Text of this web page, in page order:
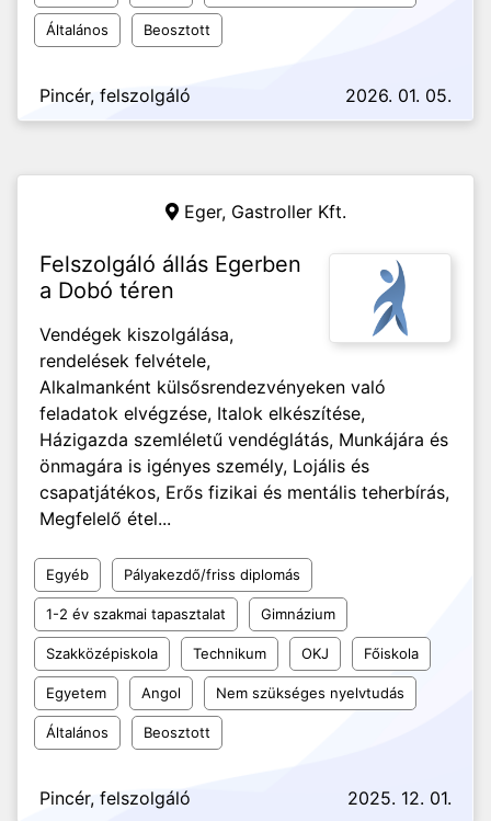
Általános Beosztott
Pincér, felszolgáló 2026. 01. 05.
Eger, Gastroller Kft.
Felszolgáló állás Egerben
a Dobó téren
Vendégek kiszolgálása,
rendelések felvétele,
Alkalmanként külsősrendezvényeken való
feladatok elvégzése, Italok elkészítése,
Házigazda szemléletű vendéglátás, Munkájára és
önmagára is igényes személy, Lojális és
csapatjátékos, Erős fizikai és mentális teherbírás,
Megfelelő étel...
Egyéb Pályakezdő/friss diplomás
1-2 év szakmai tapasztalat Gimnázium
Szakközépiskola Technikum OKJ Főiskola
Egyetem Angol Nem szükséges nyelvtudás
Általános Beosztott
Pincér, felszolgáló 2025. 12. 01.